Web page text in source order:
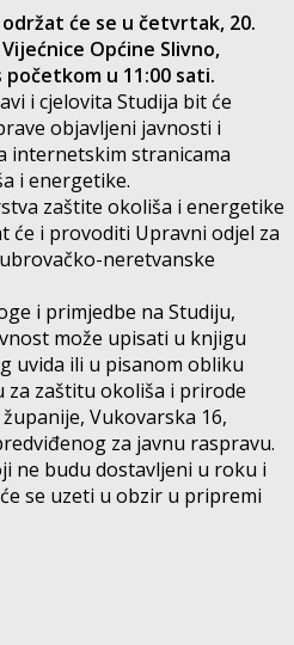
će se u četvrtak, 20.
Općine Slivno,
početkom u 11:00 sati.
i cjelovita Studija bit će
objavljeni javnosti i
internetskim stranicama
i energetike.
zaštite okoliša i energetike
će i provoditi Upravni odjel za
neretvanske
i primjedbe na Studiju,
može upisati u knjigu
uvida ili u pisanom obliku
zaštitu okoliša i prirode
Vukovarska 16,
za javnu raspravu.
ne budu dostavljeni u roku i
se uzeti u obzir u pripremi